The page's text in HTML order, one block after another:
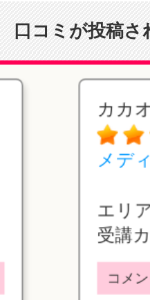
口コミが投稿さ
カカオさん
メディカ
エリア： 北
受講カテゴ
コメント